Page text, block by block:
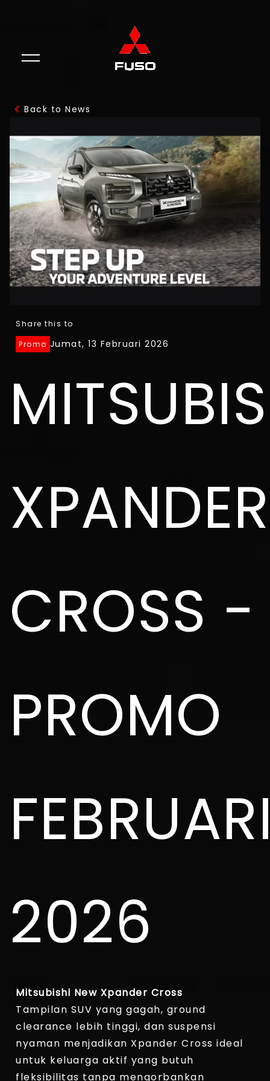
Back to News
Share this to
Promo Jumat, 13 Februari 2026
XPANDER
CROSS -
PROMO
2026
Mitsubishi New Xpander Cross
Tampilan SUV yang gagah, ground
clearance lebih tinggi, dan suspensi
nyaman menjadikan Xpander Cross ideal
untuk keluarga aktif yang butuh
fleksibilitas tanpa mengorbankan